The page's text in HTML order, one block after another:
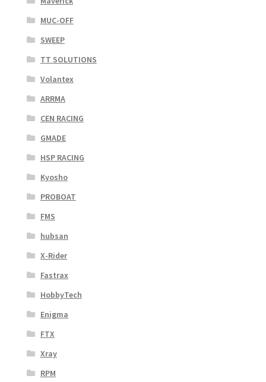
MUC-OFF
SWEEP
TT SOLUTIONS
Volantex
ARRMA
CEN RACING
GMADE
HSP RACING
Kyosho
PROBOAT
FMS
hubsan
X-Rider
Fastrax
HobbyTech
Enigma
FTX
Xray
RPM